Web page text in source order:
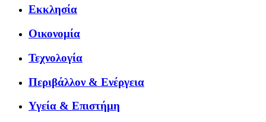
Εκκλησία
Οικονομία
Τεχνολογία
Περιβάλλον & Ενέργεια
Υγεία & Επιστήμη